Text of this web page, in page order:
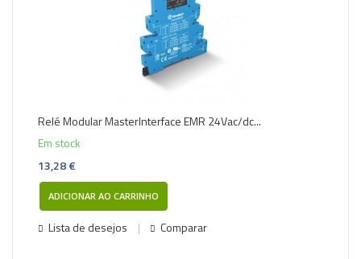
Relé Modular MasterInterface EMR 24Vac/dc...
Em stock
13,28 €
ADICIONAR AO CARRINHO
Lista de desejos Comparar